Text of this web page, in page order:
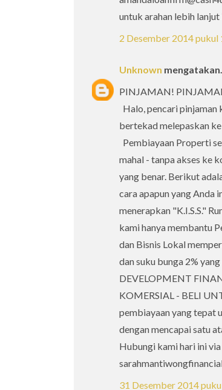
untuk arahan lebih
2 Desember 2014 pukul
Unknown
PINJAMAN!
Halo, pencari pinjaman
bertekad melepaskan
Pembiayaan Properti
mahal - tanpa akses ke
yang benar. Berikut
cara apapun yang Anda
menerapkan "K.I.S.S."
kami hanya membantu
dan Bisnis Lokal
dan suku bunga 2%
DEVELOPMENT
KOMERSIAL - BELI
pembiayaan yang tepat
dengan mencapai satu
Hubungi kami hari ini
31 Desember 2014